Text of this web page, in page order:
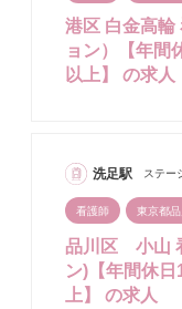
港区 白金高輪
ョン）【年間
以上】 の求人
洗足駅 ステー
看護師 東京都
品川区 小山
ン)【年間休
上】 の求人